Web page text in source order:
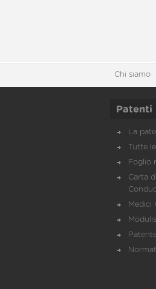
Chi siamo
Patenti
La
Tutte
Foglio
Carta
Medici